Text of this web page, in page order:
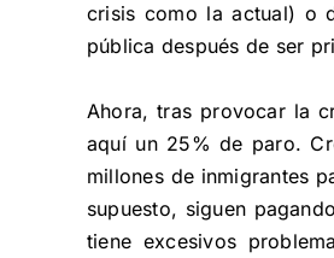
crisis como la actual) o
pública después de ser
Ahora, tras provocar la
aquí un 25% de paro.
millones de inmigrantes
supuesto, siguen
tiene excesivos